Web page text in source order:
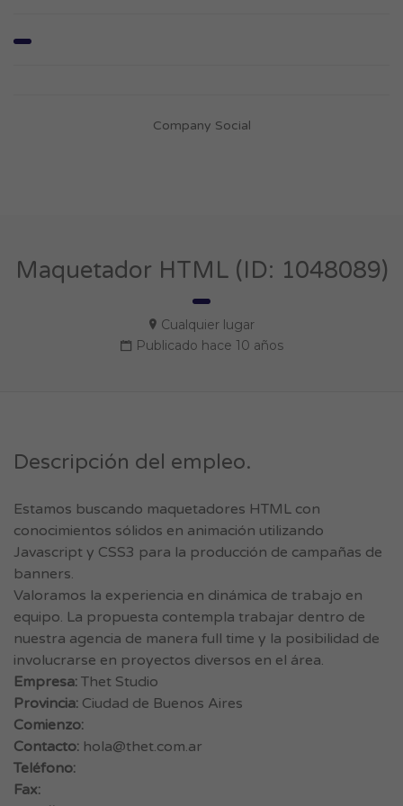
Company Social
Maquetador HTML (ID: 1048089)
Cualquier lugar
Publicado hace 10 años
Descripción del empleo.
Estamos buscando maquetadores HTML con
conocimientos sólidos en animación utilizando
Javascript y CSS3 para la producción de campañas de
banners.
Valoramos la experiencia en dinámica de trabajo en
equipo. La propuesta contempla trabajar dentro de
nuestra agencia de manera full time y la posibilidad de
involucrarse en proyectos diversos en el área.
Empresa: Thet Studio
Provincia: Ciudad de Buenos Aires
Comienzo:
Contacto: hola@thet.com.ar
Teléfono:
Fax: